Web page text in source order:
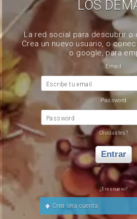
LOS
La red social para descubrir
Crea un nuevo usuario, o
o google, para
Email
Escribe tu email
Password
Password
Olvidastes?
Entrar
¿Eres nuevo?
Crea una cuenta